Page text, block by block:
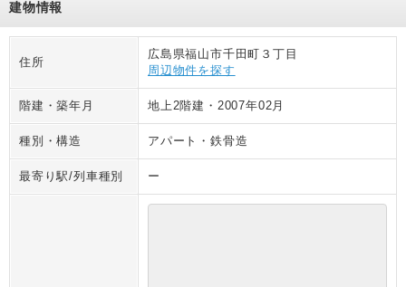
建物情報
住所
広島県福山市千田町３丁目
周辺物件を探す
階建・築年月 地上2階建 ・ 2007年02月
種別・構造 アパート ・鉄骨造
最寄り駅/列車種別 ー